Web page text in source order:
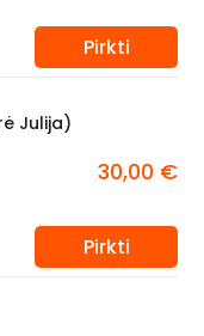
Pirkti
Julija)
30,00 €
Pirkti